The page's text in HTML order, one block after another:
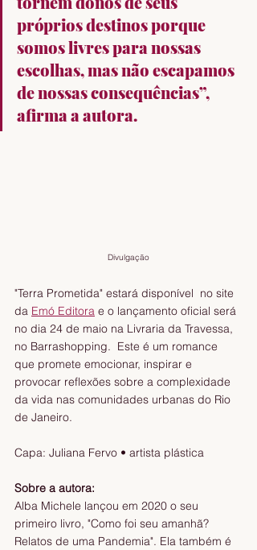
próprios destinos porque
somos livres para nossas
escolhas, mas não escapamos
de nossas consequências”,
afirma a autora.
Divulgação
"Terra Prometida" estará disponível  no site
da Emó Editora e o lançamento oficial será
no dia 24 de maio na Livraria da Travessa,
no Barrashopping.  Este é um romance
que promete emocionar, inspirar e
provocar reflexões sobre a complexidade
da vida nas comunidades urbanas do Rio
de Janeiro.
Capa: Juliana Fervo • artista plástica
Sobre a autora:
Alba Michele lançou em 2020 o seu
primeiro livro, "Como foi seu amanhã?
Relatos de uma Pandemia". Ela também é